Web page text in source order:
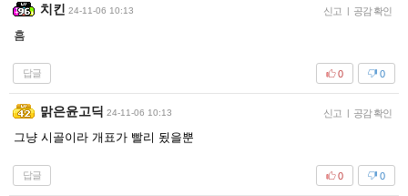
치킨 24-11-06 10:13 신고 공감 확인
흠
답글 0
0
맑은윤고딕 24-11-06 10:13 신고 공감 확인
그냥 시골이라 개표가 빨리 됬을뿐
답글 0
0